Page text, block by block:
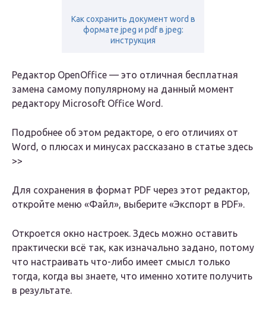
Как сохранить документ word в
формате jpeg и pdf в jpeg:
инструкция
Редактор OpenOffice — это отличная бесплатная
замена самому популярному на данный момент
редактору Microsoft Office Word.
Подробнее об этом редакторе, о его отличиях от
Word, о плюсах и минусах рассказано в статье здесь
>>
Для сохранения в формат PDF через этот редактор,
откройте меню «Файл», выберите «Экспорт в PDF».
Откроется окно настроек. Здесь можно оставить
практически всё так, как изначально задано, потому
что настраивать что-либо имеет смысл только
тогда, когда вы знаете, что именно хотите получить
в результате.